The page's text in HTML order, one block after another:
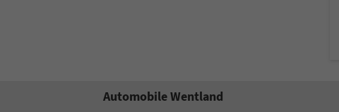
Automobile Wentland